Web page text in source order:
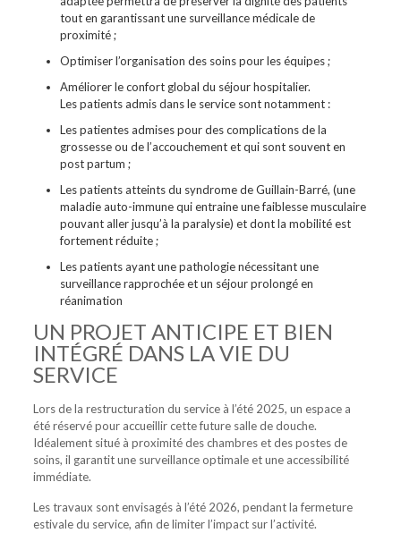
tout en garantissant une surveillance médicale de
proximité ;
Optimiser l’organisation des soinspour les équipes ;
Améliorer le confort global du séjour hospitalier.
Les patients admis dans le service sont notamment :
Les patientes admises pour des complications de la
grossesse ou de l’accouchement etqui sont souvent en
post partum ;
Les patients atteintsdu syndrome de Guillain-Barré, (une
maladie auto-immunequi entraine une faiblesse musculaire
pouvant aller jusqu’à la paralysie) et dont la mobilité est
fortement réduite ;
Les patients ayant une pathologienécessitant une
surveillance rapprochée et un séjour prolongé en
réanimation
UN PROJET ANTICIPE ET BIEN
INTÉGRÉ DANS LA VIE DU
SERVICE
Lors de la restructuration du service à l’été 2025, un espace a
été réservé pour accueillir cette future salle de douche.
Idéalement situé à proximité des chambres et des postes de
soins, il garantit une surveillance optimale et une accessibilité
immédiate.
Les travaux sont envisagés à l’été 2026, pendant la fermeture
estivale du service, afin de limiter l’impact sur l’activité.